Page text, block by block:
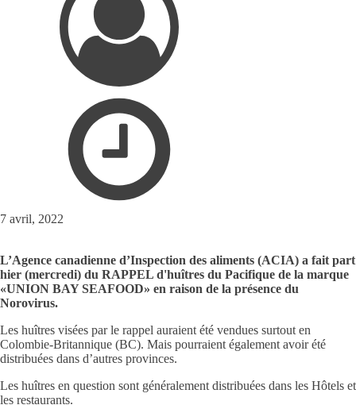
7 avril, 2022
L’Agence canadienne d’Inspection des aliments (ACIA) a fait part
hier (mercredi) du RAPPEL d'huîtres du Pacifique de la marque
«UNION BAY SEAFOOD» en raison de la présence du
Norovirus.
Les huîtres visées par le rappel auraient été vendues surtout en
Colombie-Britannique (BC). Mais pourraient également avoir été
distribuées dans d’autres provinces.
Les huîtres en question sont généralement distribuées dans les Hôtels et
les restaurants.